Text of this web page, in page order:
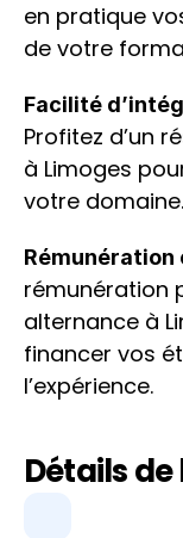
Détails
en pratique
de votre
Facilité
Profitez d’un
à Limoges
votre domaine.
rémunération
alternance à
financer vos
l’expérience.